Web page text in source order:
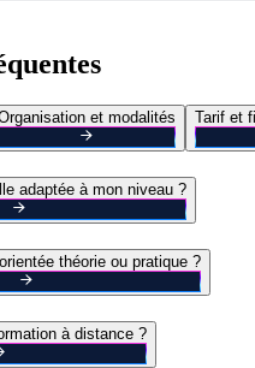
et modalités Tarif et
adaptée à mon niveau ?
théorie ou pratique ?
à distance ?